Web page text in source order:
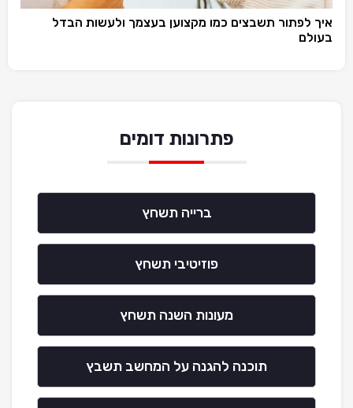
איך לפתור תשבצים כמו מקצוען בעצמך ולעשות הבדל
בעולם
פתרונות דומים
ברייה תשחץ
פוזיטיבי תשחץ
מעונות השנה תשחץ
תוכנה להגנה על המחשב תשבץ